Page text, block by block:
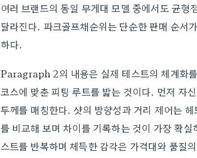
여러 브랜드의 동일 무게대 모델 중에서도 균
달라진다. 파크골프채순위는 단순한 판매 순서
하다.
Paragraph 2의 내용은 실제 테스트의 체계화
코스에 맞춘 피팅 루트를 밟는 것이다. 먼저 자
두께를 매칭한다. 샷의 방향성과 거리 제어는
를 비교해 보며 차이를 기록하는 것이 가장 확
스트를 반복하며 체득한 감각은 가격대와 품질